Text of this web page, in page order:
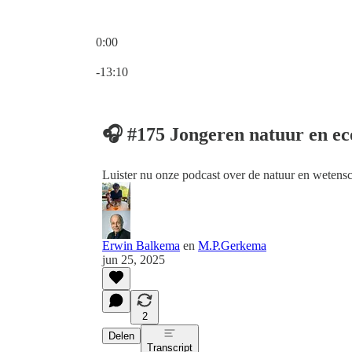
0:00
-13:10
🎧 #175 Jongeren natuur en
Luister nu onze podcast over de natuur en
Erwin Balkema en M.P.Gerkema
jun 25, 2025
2
Delen
Transcript